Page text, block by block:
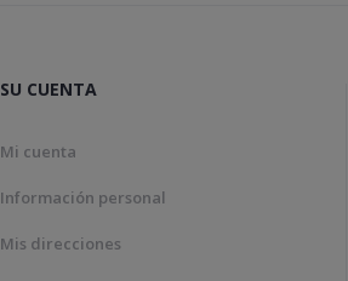
SU CUENTA
Mi cuenta
Información personal
Mis direcciones